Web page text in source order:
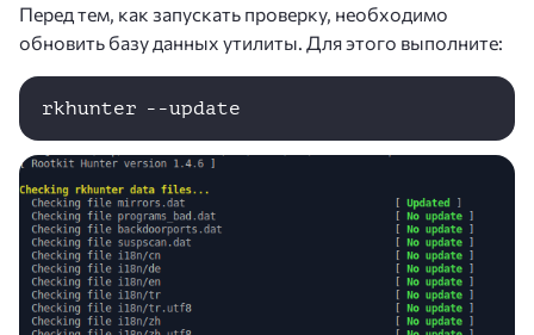
Перед тем, как запускать проверку, необходимо
обновить базу данных утилиты. Для этого выполните:
rkhunter --update